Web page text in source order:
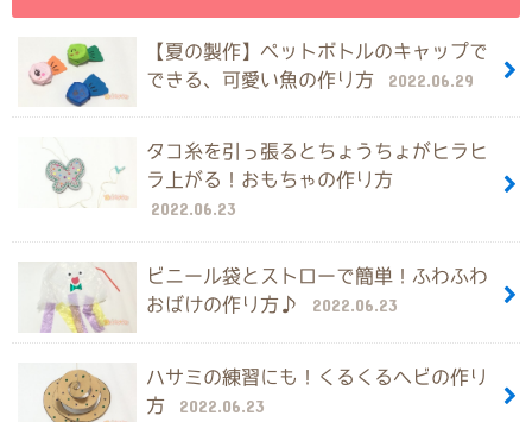
【夏の製作】ペットボトルのキャップで
できる、可愛い魚の作り方
2022.06.29
タコ糸を引っ張るとちょうちょがヒラヒ
ラ上がる！おもちゃの作り方
2022.06.23
ビニール袋とストローで簡単！ふわふわ
おばけの作り方♪
2022.06.23
ハサミの練習にも！くるくるヘビの作り
方
2022.06.23